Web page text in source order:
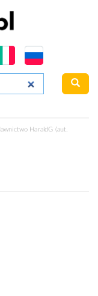
HaraldG (aut.